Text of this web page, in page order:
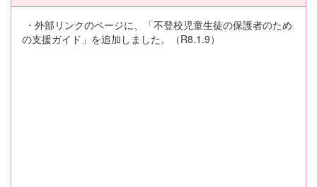
・外部リンクのページに、「不登校児童生徒の保護者のため
の支援ガイド」を追加しました。（R8.1.9）